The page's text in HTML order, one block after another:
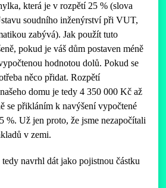
která je v rozpětí 25 % (slova
soudního inženýrství při VUT,
zabývá). Jak použít tuto
pokud je váš dům postaven méně
hodnotou dolů. Pokud se
něco přidat. Rozpětí
domu je tedy 4 350 000 Kč až
se přikláním k navýšení vypočtené
%. Už jen proto, že jsme nezapočítali
v zemi.
navrhl dát jako pojistnou částku